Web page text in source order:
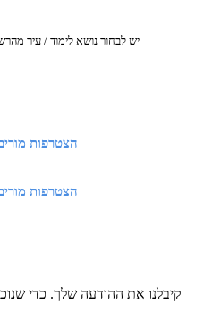
*יש לבחור נושא לימוד / עיר
הצטרפות
הצטרפות
קיבלנו את ההודעה שלך. כדי